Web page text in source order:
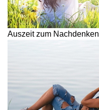
Auszeit zum Nachdenken